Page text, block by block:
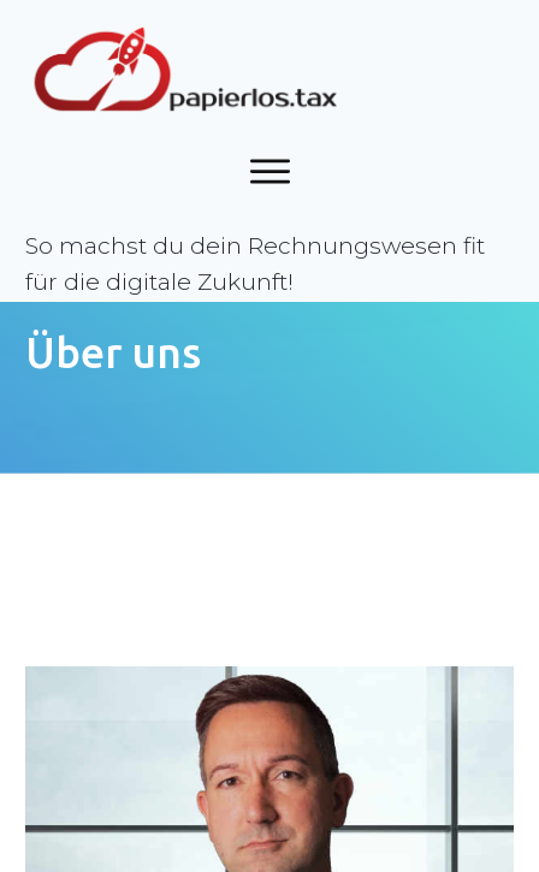
So machst du dein Rechnungswesen fit
für die digitale Zukunft!
Über uns